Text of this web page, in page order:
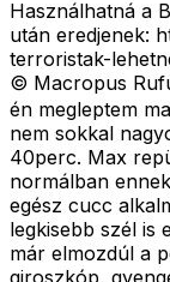
Használhatná a
után eredjenek:
terroristak-
© Macropus
én megleptem
nem sokkal
40perc. Max
normálban
egész cucc
legkisebb szél is
már elmozdúl a